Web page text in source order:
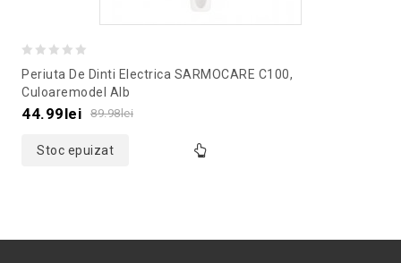
out
of
Periuta De Dinti Electrica SARMOCARE C100,
Culoaremodel Alb
89.98lei
44.99lei
Stoc epuizat